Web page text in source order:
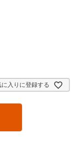
に入りに登録する